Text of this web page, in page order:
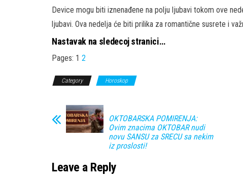
Device mogu biti iznenađene na polju ljubavi tokom ove
ljubavi. Ova nedelja će biti prilika za romantične susrete i
Nastavak na sledecoj stranici…
Pages: 1 2
Category Horoskop
OKTOBARSKA POMIRENJA:
Ovim znacima OKTOBAR nudi
novu SANSU za SRECU sa nekim
iz proslosti!
Leave a Reply